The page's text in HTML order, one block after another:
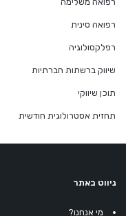
רפואה סינית
רפלקסולוגיה
שיווק ברשתות חברתיות
תוכן שיווקי
תחזית אסטרולוגית חודשית
ניווט באתר
מי אנחנו?